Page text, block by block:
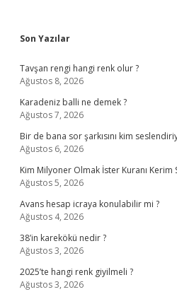
Sidebar
Son Yazılar
Tavşan rengi hangi renk olur ?
Ağustos 8, 2026
Karadeniz balli ne demek ?
Ağustos 7, 2026
Bir de bana sor şarkısını kim
Ağustos 6, 2026
Kim Milyoner Olmak İster Kuranı Kerim
Ağustos 5, 2026
Avans hesap icraya konulabilir mi ?
Ağustos 4, 2026
38’in karekökü nedir ?
Ağustos 3, 2026
2025’te hangi renk giyilmeli ?
Ağustos 3, 2026